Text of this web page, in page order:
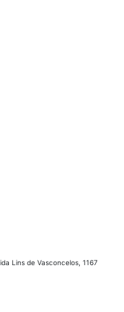
Lins de Vasconcelos, 1167